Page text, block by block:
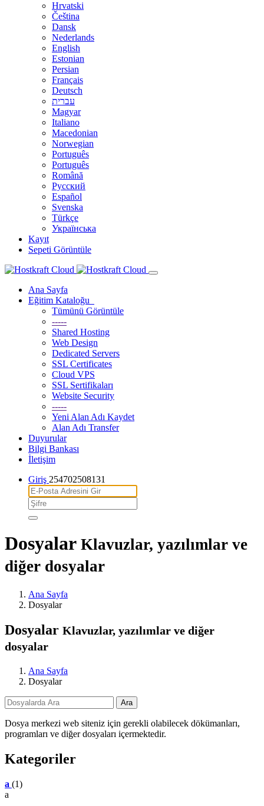
Hrvatski
Čeština
Dansk
Nederlands
English
Estonian
Persian
Français
Deutsch
עברית
Magyar
Italiano
Macedonian
Norwegian
Português
Português
Română
Русский
Español
Svenska
Türkçe
Українська
Kayıt
Sepeti Görüntüle
Ana Sayfa
Eğitim Kataloğu
Tümünü Görüntüle
-----
Shared Hosting
Web Design
Dedicated Servers
SSL Certificates
Cloud VPS
SSL Sertifikaları
Website Security
-----
Yeni Alan Adı Kaydet
Alan Adı Transfer
Duyurular
Bilgi Bankası
İletişim
Giriş 254702508131
Dosyalar Klavuzlar, yazılımlar ve
diğer dosyalar
Ana Sayfa
Dosyalar
Dosyalar Klavuzlar, yazılımlar ve diğer
dosyalar
Ana Sayfa
Dosyalar
Dosya merkezi web siteniz için gerekli olabilecek dökümanları,
programları ve diğer dosyaları içermektedir.
Kategoriler
a (1)
a